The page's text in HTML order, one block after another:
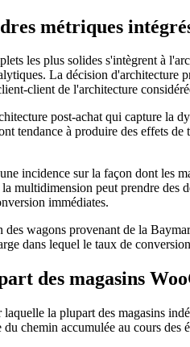
métriques
les plus solides s'intègrent à
La décision d'architecture
client de l'architecture
post-achat qui capture la
tendance à produire des effets
incidence sur la façon dont les
multidimension peut prendre
immédiates.
des wagons provenant de la
dans lequel le taux de
des magasins
la plupart des magasins
chemin accumulée au cours